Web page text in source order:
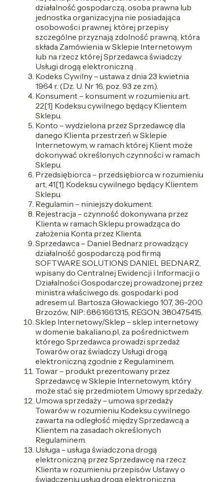
działalność gospodarczą, osoba prawna lub
jednostka organizacyjna nie posiadająca
osobowości prawnej, której przepisy
szczególne przyznają zdolność prawną, która
składa Zamówienia w Sklepie Internetowym
lub na rzecz której Sprzedawca świadczy
Usługi drogą elektroniczną .
Kodeks Cywilny – ustawa z dnia 23 kwietnia
1964 r. (Dz. U. Nr 16, poz. 93 ze zm.).
Konsument – konsument w rozumieniu art.
22[1] Kodeksu cywilnego będący Klientem
Sklepu.
Konto – wydzielona przez Sprzedawcę dla
danego Klienta przestrzeń w Sklepie
Internetowym, w ramach której Klient może
dokonywać określonych czynności w ramach
Sklepu.
Przedsiębiorca – przedsiębiorca w rozumieniu
art. 41[1] Kodeksu cywilnego będący Klientem
Sklepu.
Regulamin – niniejszy dokument.
Rejestracja – czynność dokonywana przez
Klienta w ramach Sklepu prowadząca do
założenia Konta przez Klienta.
Sprzedawca – Daniel Bednarz prowadzący
działalność gospodarczą pod firmą
SOFTWARE SOLUTIONS DANIEL BEDNARZ,
wpisany do Centralnej Ewidencji i Informacji o
Działalności Gospodarczej prowadzonej przez
ministra właściwego ds. gospodarki pod
adresem ul. Bartosza Głowackiego 107, 36-200
Brzozów, NIP: 6861661315, REGON: 380475415.
Sklep Internetowy/Sklep – sklep internetowy
w domenie bakaliano.pl, za pośrednictwem
którego Sprzedawca prowadzi sprzedaż
Towarów oraz świadczy Usługi drogą
elektroniczną zgodnie z Regulaminem.
Towar – produkt prezentowany przez
Sprzedawcę w Sklepie Internetowym, który
może stać się przedmiotem Umowy sprzedaży.
Umowa sprzedaży – umowa sprzedaży
Towarów w rozumieniu Kodeksu cywilnego
zawarta na odległość między Sprzedawcą a
Klientem na zasadach określonych
Regulaminem.
Usługa – usługa świadczona drogą
elektroniczną przez Sprzedawcę na rzecz
Klienta w rozumieniu przepisów Ustawy o
świadczeniu usług drogą elektroniczną